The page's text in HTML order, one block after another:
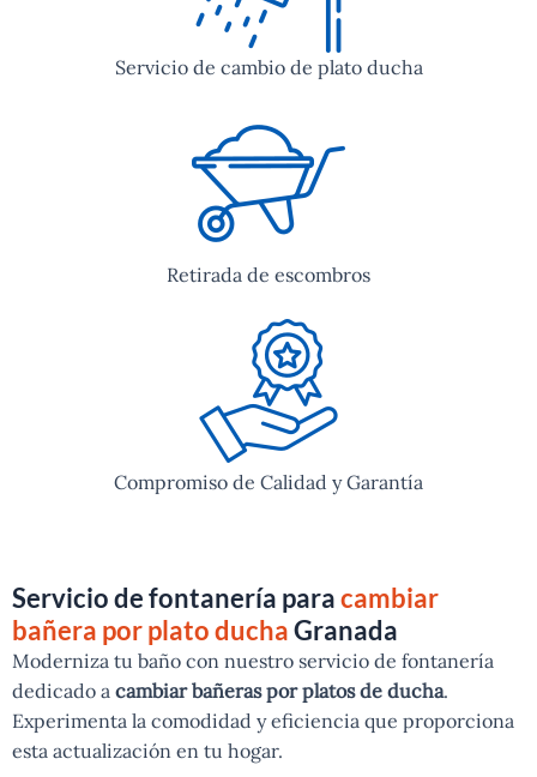
Servicio de cambio de plato ducha
Retirada de escombros
Compromiso de Calidad y Garantía
Servicio de fontanería paracambiar
bañera por plato duchaGranada
Moderniza tu baño con nuestro servicio de fontanería
dedicado a cambiar bañeras por platos de ducha.
Experimenta la comodidad y eficiencia que proporciona
esta actualización en tu hogar.